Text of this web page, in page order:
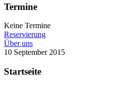
Termine
Keine Termine
Reservierung
Über uns
10 September 2015
Startseite